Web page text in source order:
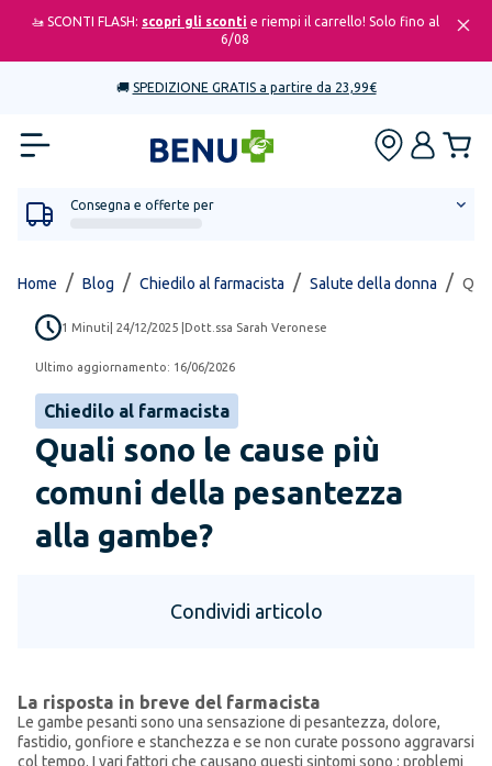
🚤 SCONTI FLASH: scopri gli sconti e riempi il carrello! Solo fino al
6/08
🚚 SPEDIZIONE GRATIS a partire da 23,99€
Consegna e offerte per
Home / Blog / Chiedilo al farmacista / Salute della donna /
1 Minuti 24/12/2025 Dott.ssa Sarah Veronese
Ultimo aggiornamento: 16/06/2026
Chiedilo al farmacista
Quali sono le cause più
comuni della pesantezza
alla gambe?
Condividi articolo
La risposta in breve del farmacista
Le gambe pesanti sono una sensazione di pesantezza, dolore,
fastidio, gonfiore e stanchezza e se non curate possono aggravarsi
col tempo. I vari fattori che causano questi sintomi sono : problemi